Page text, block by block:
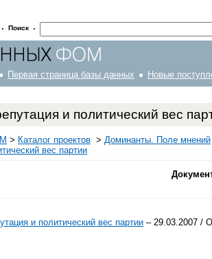
· Поиск ·
Первая страница базы данных Новые
и политический вес
> Каталог проектов > Доминанты. Поле мнений
вес партии
и политический вес партии – 29.03.2007 /